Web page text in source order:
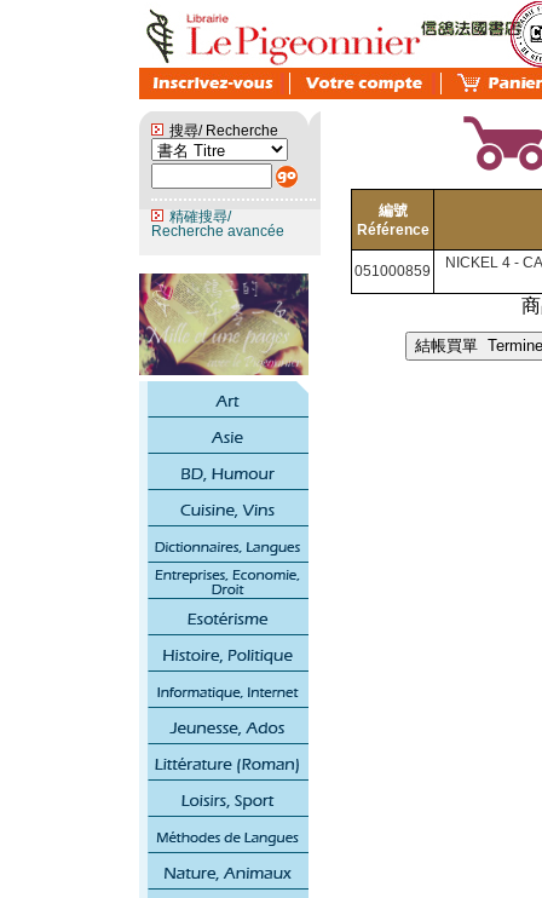
搜尋/ Recherche
精確搜尋/
Recherche avancée
編號
Référence
051000859 NICKEL 4 -